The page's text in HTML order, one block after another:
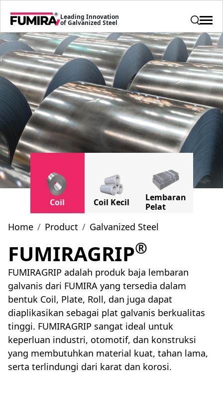
Leading Innovation
of Galvanized Steel
Coil Coil Kecil
Lembaran
Pelat
Home Product Galvanized Steel
FUMIRAGRIP®
FUMIRAGRIP adalah produk baja lembaran
galvanis dari FUMIRA yang tersedia dalam
bentuk Coil, Plate, Roll, dan juga dapat
diaplikasikan sebagai plat galvanis berkualitas
tinggi. FUMIRAGRIP sangat ideal untuk
keperluan industri, otomotif, dan konstruksi
yang membutuhkan material kuat, tahan lama,
serta terlindungi dari karat dan korosi.